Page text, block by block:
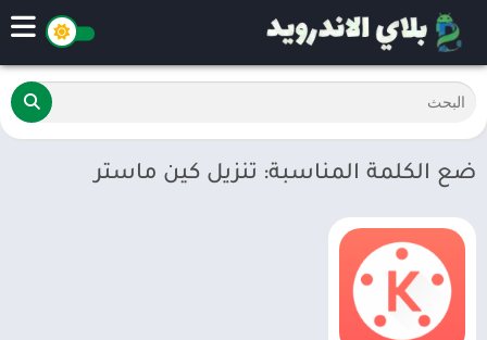
ضع الكلمة المناسبة: تنزيل كين ماستر